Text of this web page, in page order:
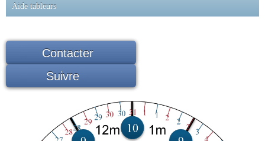
Aide tableurs
Contacter
Suivre